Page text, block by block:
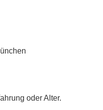
oder Alter.